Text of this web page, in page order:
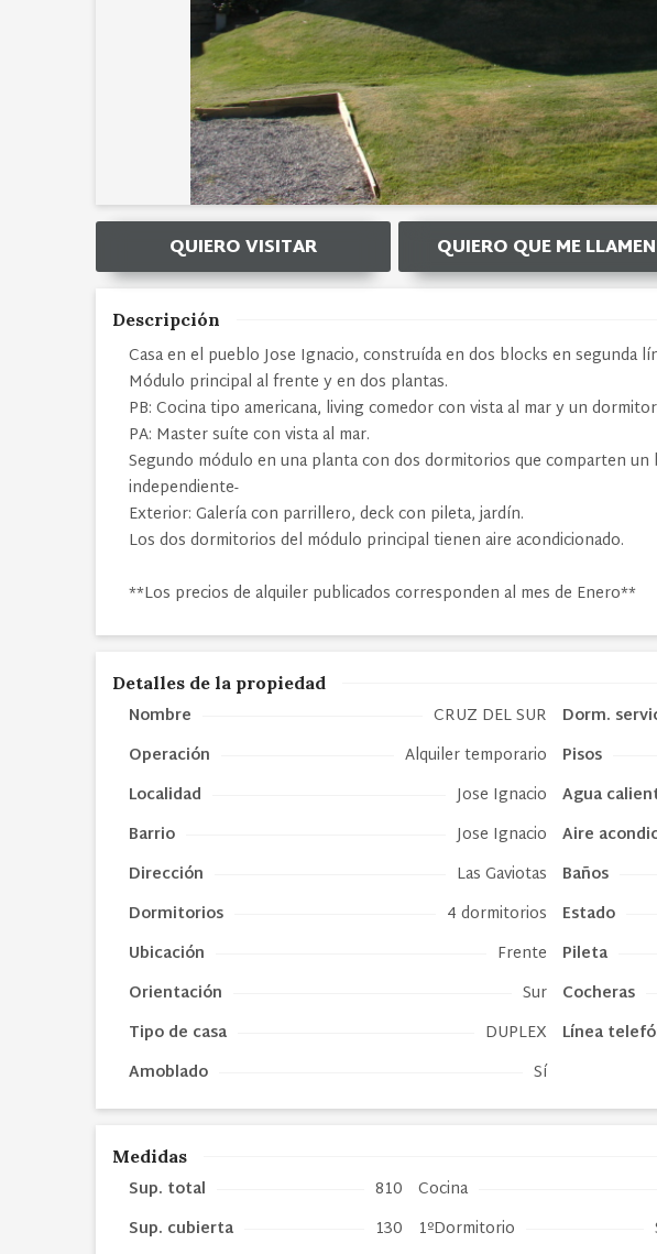
QUIERO VISITAR QUIERO QUE ME LLAMEN
Descripción
Casa en el pueblo Jose Ignacio, construída en dos blocks en segunda
Módulo principal al frente y en dos plantas.
PB: Cocina tipo americana, living comedor con vista al mar y un
PA: Master suíte con vista al mar.
Segundo módulo en una planta con dos dormitorios que comparten
independiente-
Exterior: Galería con parrillero, deck con pileta, jardín.
Los dos dormitorios del módulo principal tienen aire acondicionado.
**Los precios de alquiler publicados corresponden al mes de Enero**
Detalles de la propiedad
Nombre
CRUZ DEL SUR
Operación
Alquiler temporario
Localidad
Jose Ignacio
Barrio
Jose Ignacio
Dirección
Las Gaviotas
Dormitorios
4 dormitorios
Ubicación
Frente
Orientación
Sur
Tipo de casa
DUPLEX
Amoblado
Sí
Dorm.
Pisos
Agua
Aire
Baños
Estado
Pileta
Cocheras
Línea
Medidas
Sup. total
810
Sup. cubierta
130
Cocina
1ºDormitorio